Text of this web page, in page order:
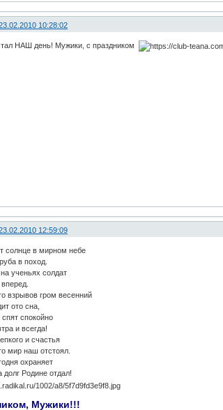
10:28:02
НАШ день! Мужики, с праздником
12:59:09
солнце в мирном небе
в поход.
ученьях солдат
взрывов гром весенний
ото сна,
спокойно
и всегда!
и счастья
мир наш отстоял.
охраняет
долг Родине отдал!
Мужики!!!